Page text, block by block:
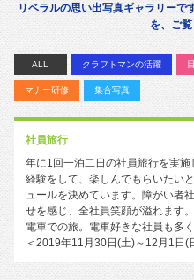
リベラルの思い出写真ギャラリーで
を、ご
ALL クラフトマンの活躍
マナー研修 集合写真
社員旅行
年に1回一泊二日の社員旅行を実
経験をして、楽しんでもらいたい
ュールを決めています。障がい者
せを感じ、全社員笑顔が溢れます
電車での旅。電車好きな社員も多
＜2019年11月30日(土)～12月1日